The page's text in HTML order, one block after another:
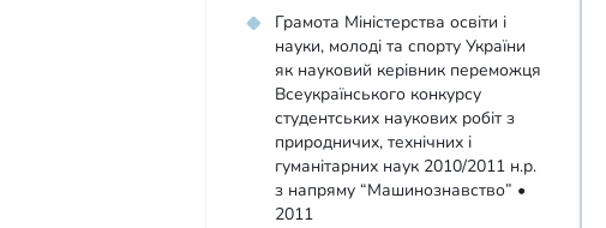
Грамота Міністерства освіти і
науки, молоді та спорту України
як науковий керівник переможця
Всеукраїнського конкурсу
студентських наукових робіт з
природничих, технічних і
гуманітарних наук 2010/2011 н.р.
з напряму “Машинознавство” •
2011